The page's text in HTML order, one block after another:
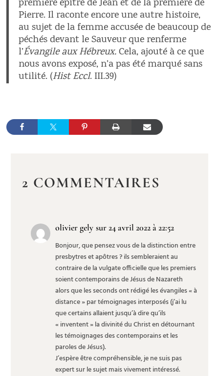
première épître de Jean et de la première de
Pierre. Il raconte encore une autre histoire,
au sujet de la femme accusée de beaucoup de
péchés devant le Sauveur que renferme
l’Évangile aux Hébreux.Cela, ajouté à ce que
nous avons exposé, n’a pas été marqué sans
utilité. (Hist Eccl. III.39)
2 COMMENTAIRES
olivier gely sur 24 avril 2022 à 22:52
Bonjour, que pensez vous de la distinction entre
presbytres et apôtres ? ils sembleraient au
contraire de la vulgate officielle que les premiers
soient contemporains de Jésus de Nazareth
alors que les seconds ont rédigé les évangiles « à
distance » par témoignages interposés (j’ai lu
que certains allaient jusqu’à dire qu’ils
« inventent » la divinité du Christ en détournant
les témoignages des contemporains et les
paroles de Jésus).
J’espère être compréhensible, je ne suis pas
expert sur le sujet mais vivement intéressé.